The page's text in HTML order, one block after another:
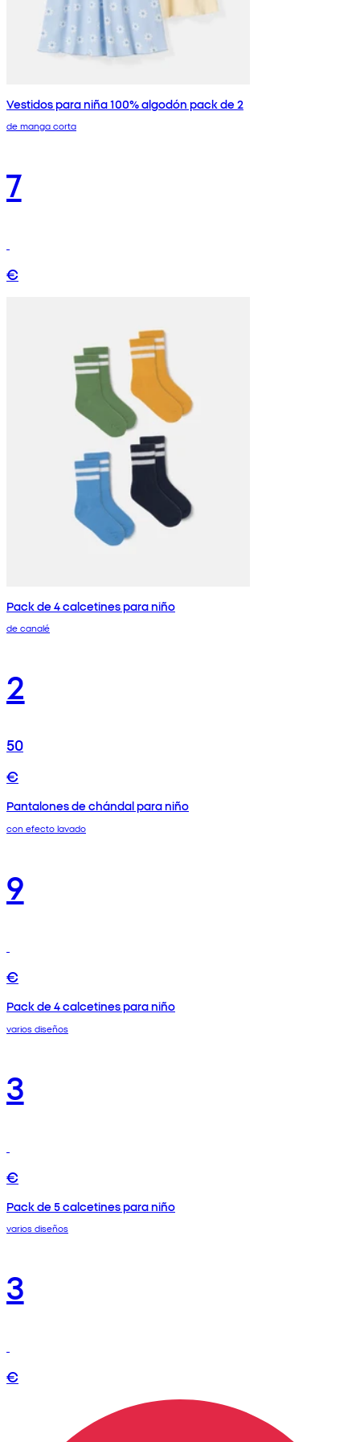
Vestidos para niña 100% algodón pack de 2
de manga corta
7
€
Pack de 4 calcetines para niño
de canalé
2
50
€
Pantalones de chándal para niño
con efecto lavado
9
€
Pack de 4 calcetines para niño
varios diseños
3
€
Pack de 5 calcetines para niño
varios diseños
3
€